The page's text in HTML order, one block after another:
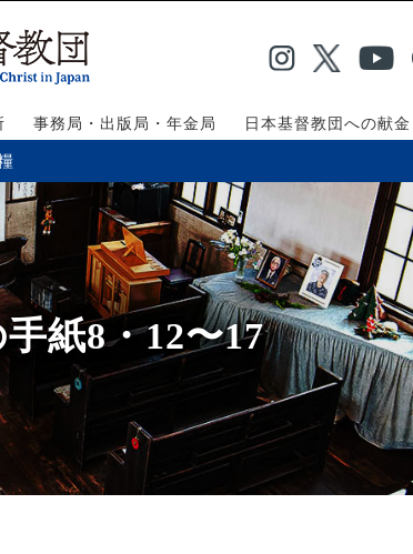
事務局・出版局・年金局 日本基督教団への献金
紙8・12〜17